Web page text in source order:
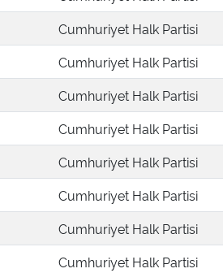
Cumhuriyet Halk Partisi
Cumhuriyet Halk Partisi
Cumhuriyet Halk Partisi
Cumhuriyet Halk Partisi
Cumhuriyet Halk Partisi
Cumhuriyet Halk Partisi
Cumhuriyet Halk Partisi
Cumhuriyet Halk Partisi